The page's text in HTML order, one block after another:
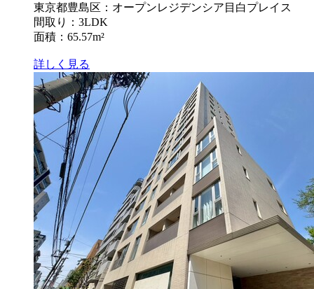
東京都豊島区：オープンレジデンシア目白プレイス
間取り：3LDK
面積：65.57m²
詳しく見る